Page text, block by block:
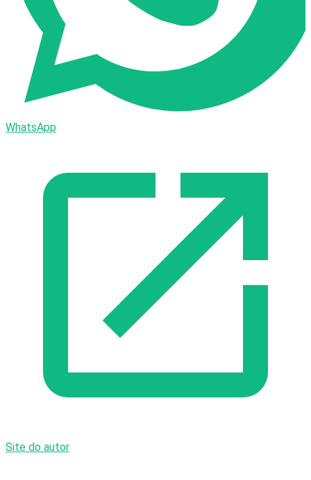
WhatsApp
Site do autor